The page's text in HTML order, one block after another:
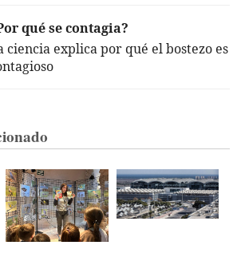
qué se contagia?
ciencia explica por qué el bostezo es